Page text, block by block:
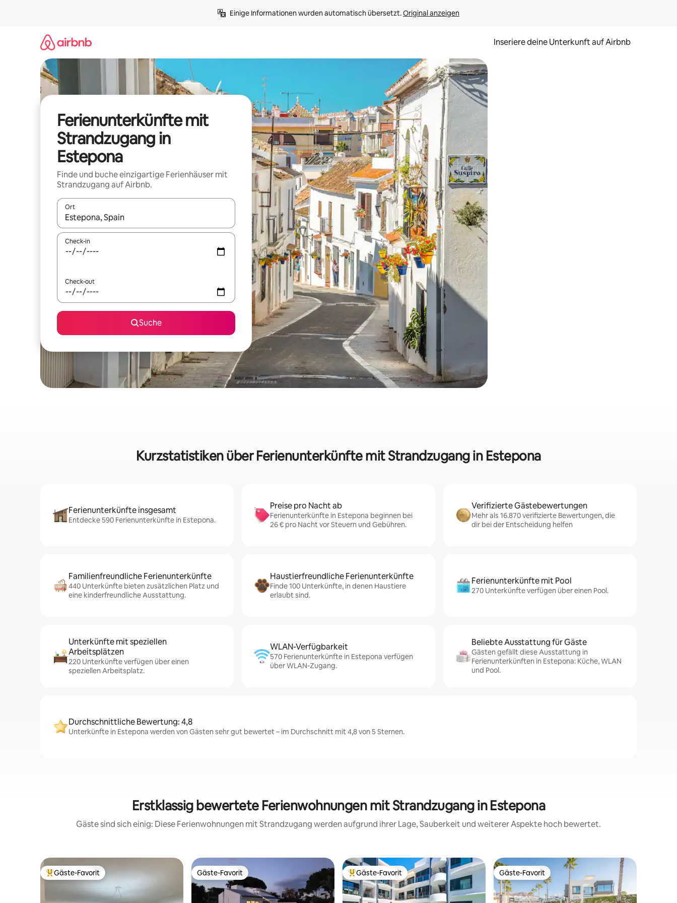
Einige Informationen wurden automatisch übersetzt. Original anzeigen
Inseriere deine Unterkunft auf Airbnb
Ferienunterkünfte mit
Strandzugang in
Estepona
Finde und buche einzigartige Ferienhäuser mit
Strandzugang auf Airbnb.
Ort
Wenn Ergebnisse verfügbar sind, navigiere mit den Pfeiltasten nach oben und unten oder erkunde die Ergebnisse durch Berühren oder Wischgesten.
Check-in
Check-out
Suche
Kurzstatistiken über Ferienunterkünfte mit Strandzugang in Estepona
Ferienunterkünfte insgesamt
Entdecke 590 Ferienunterkünfte in Estepona.
Preise pro Nacht ab
Ferienunterkünfte in Estepona beginnen bei
26 € pro Nacht vor Steuern und Gebühren.
Verifizierte Gästebewertungen
Mehr als 16.870 verifizierte Bewertungen, die
dir bei der Entscheidung helfen
Familienfreundliche Ferienunterkünfte
440 Unterkünfte bieten zusätzlichen Platz und
eine kinderfreundliche Ausstattung.
Haustierfreundliche Ferienunterkünfte
Finde 100 Unterkünfte, in denen Haustiere
erlaubt sind.
Ferienunterkünfte mit Pool
270 Unterkünfte verfügen über einen Pool.
Unterkünfte mit speziellen
Arbeitsplätzen
220 Unterkünfte verfügen über einen
speziellen Arbeitsplatz.
WLAN-Verfügbarkeit
570 Ferienunterkünfte in Estepona verfügen
über WLAN-Zugang.
Beliebte Ausstattung für Gäste
Gästen gefällt diese Ausstattung in
Ferienunterkünften in Estepona: Küche, WLAN
und Pool.
Durchschnittliche Bewertung: 4,8
Unterkünfte in Estepona werden von Gästen sehr gut bewertet – im Durchschnitt mit 4,8 von 5 Sternen.
Erstklassig bewertete Ferienwohnungen mit Strandzugang in Estepona
Gäste sind sich einig: Diese Ferienwohnungen mit Strandzugang werden aufgrund ihrer Lage, Sauberkeit und weiterer Aspekte hoch bewertet.
Beliebter Gäste-Favorit.
Gäste-Favorit Gäste-Favorit
Gäste-Favorit Beliebter Gäste-Favorit.
Gäste-Favorit Gäste-Favorit
Gäste-Favorit